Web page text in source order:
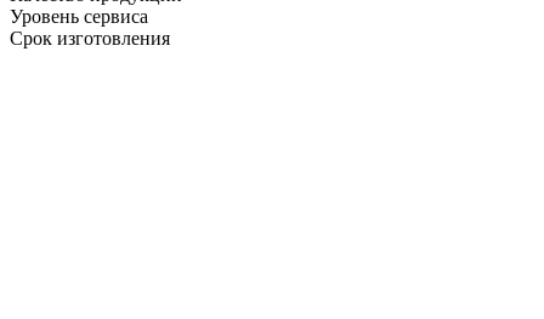
Уровень сервиса
Срок изготовления